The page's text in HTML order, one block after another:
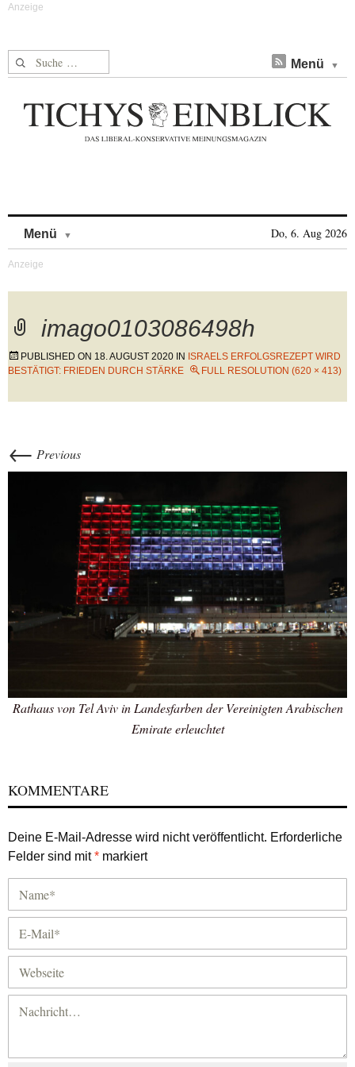
Suche nach: Menü
Menü Do, 6. Aug 2026
imago0103086498h
PUBLISHED ON 18. AUGUST 2020 IN ISRAELS ERFOLGSREZEPT WIRD
BESTÄTIGT: FRIEDEN DURCH STÄRKE
FULL RESOLUTION (620 × 413)
← Previous
Rathaus von Tel Aviv in Landesfarben der Vereinigten Arabischen
Emirate erleuchtet
KOMMENTARE
Deine E-Mail-Adresse wird nicht veröffentlicht. Erforderliche
Felder sind mit* markiert